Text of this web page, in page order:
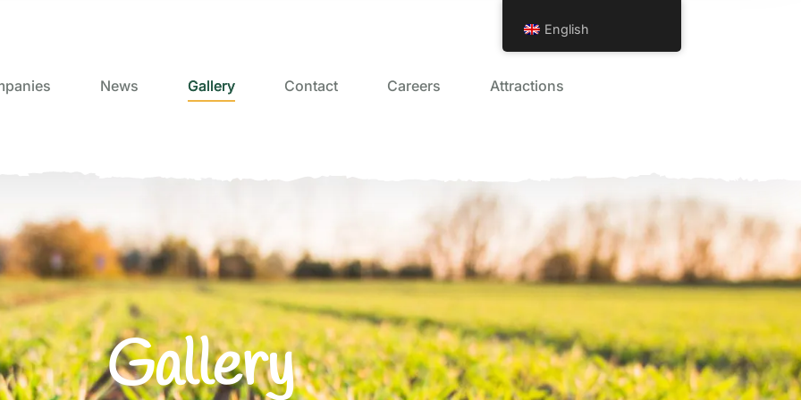
News Gallery Contact Careers Attractions
Gallery
English